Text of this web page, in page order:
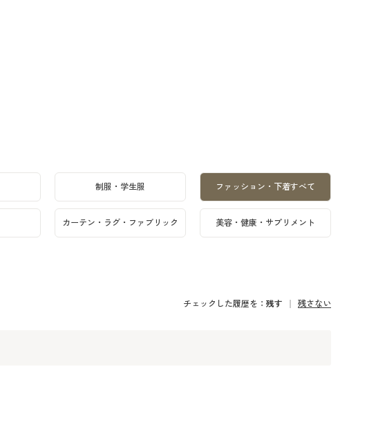
制服・学生服 ファッション・下着すべて
カーテン・ラグ・ファブリック 美容・健康・サプリメント
チェックした履歴を： 残す 残さない